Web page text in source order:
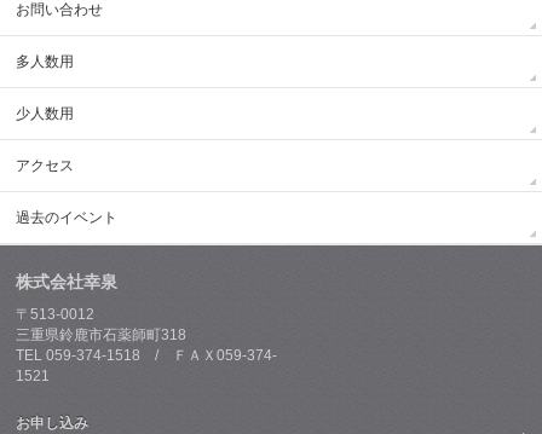
お問い合わせ
多人数用
少人数用
アクセス
過去のイベント
株式会社幸泉
〒513-0012
三重県鈴鹿市石薬師町318
TEL 059-374-1518 / ＦＡＸ059-374-
1521
お申し込み